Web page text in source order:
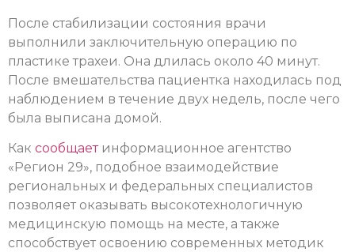
После стабилизации состояния врачи
выполнили заключительную операцию по
пластике трахеи. Она длилась около 40 минут.
После вмешательства пациентка находилась под
наблюдением в течение двух недель, после чего
была выписана домой.
Как сообщаетинформационное агентство
«Регион 29», подобное взаимодействие
региональных и федеральных специалистов
позволяет оказывать высокотехнологичную
медицинскую помощь на месте, а также
способствует освоению современных методик